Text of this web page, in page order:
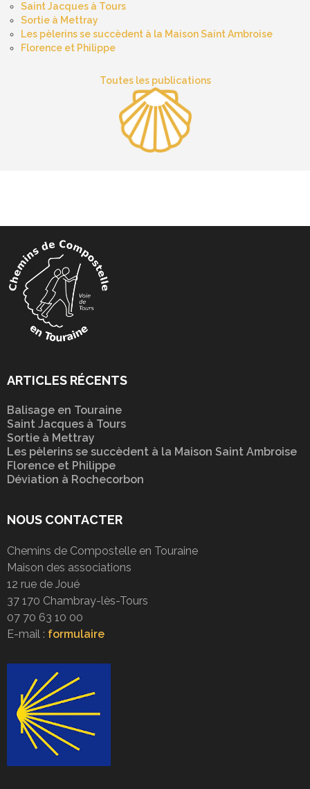
Saint Jacques à Tours
Sortie à Mettray
Les pèlerins se succèdent à la Maison Saint Ambroise
Florence et Philippe
Toutes les publications
ARTICLES RÉCENTS
Balisage en Touraine
Saint Jacques à Tours
Sortie à Mettray
Les pèlerins se succèdent à la Maison Saint Ambroise
Florence et Philippe
Déviation à Rochecorbon
NOUS CONTACTER
Chemins de Compostelle en Touraine
Maison des associations
12 rue de Joué
37 170 Chambray-lès-Tours
07 70 63 10 00
E-mail : formulaire